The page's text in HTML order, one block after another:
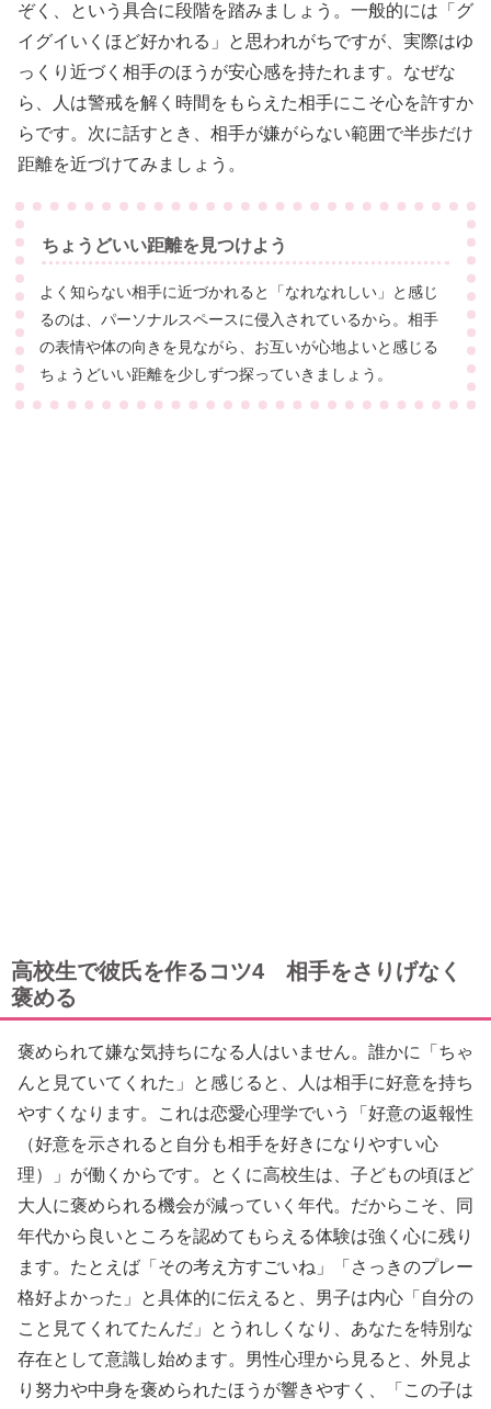
ぞく、という具合に段階を踏みましょう。一般的には「グ
イグイいくほど好かれる」と思われがちですが、実際はゆ
っくり近づく相手のほうが安心感を持たれます。なぜな
ら、人は警戒を解く時間をもらえた相手にこそ心を許すか
らです。次に話すとき、相手が嫌がらない範囲で半歩だけ
距離を近づけてみましょう。
ちょうどいい距離を見つけよう
よく知らない相手に近づかれると「なれなれしい」と感じ
るのは、パーソナルスペースに侵入されているから。相手
の表情や体の向きを見ながら、お互いが心地よいと感じる
ちょうどいい距離を少しずつ探っていきましょう。
高校生で彼氏を作るコツ4 相手をさりげなく
褒める
褒められて嫌な気持ちになる人はいません。誰かに「ちゃ
んと見ていてくれた」と感じると、人は相手に好意を持ち
やすくなります。これは恋愛心理学でいう「好意の返報性
（好意を示されると自分も相手を好きになりやすい心
理）」が働くからです。とくに高校生は、子どもの頃ほど
大人に褒められる機会が減っていく年代。だからこそ、同
年代から良いところを認めてもらえる体験は強く心に残り
ます。たとえば「その考え方すごいね」「さっきのプレー
格好よかった」と具体的に伝えると、男子は内心「自分の
こと見てくれてたんだ」とうれしくなり、あなたを特別な
存在として意識し始めます。男性心理から見ると、外見よ
り努力や中身を褒められたほうが響きやすく、「この子は